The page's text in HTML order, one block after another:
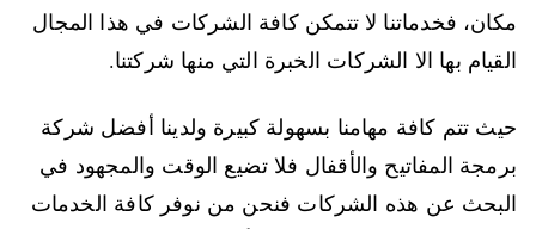
مكان، فخدماتنا لا تتمكن كافة الشركات في هذا المجال
القيام بها الا الشركات الخبرة التي منها شركتنا.
حيث تتم كافة مهامنا بسهولة كبيرة ولدينا أفضل شركة
برمجة المفاتيح والأقفال فلا تضيع الوقت والمجهود في
البحث عن هذه الشركات فنحن من نوفر كافة الخدمات